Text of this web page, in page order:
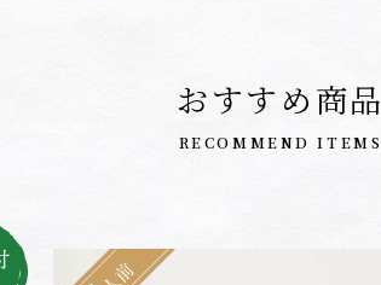
おすすめ商品
RECOMMEND ITEMS